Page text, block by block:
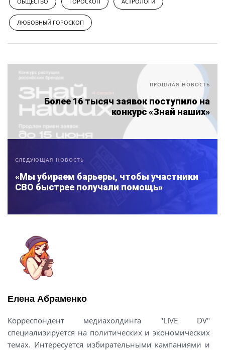
ЛЮБОВНЫЙ ГОРОСКОП
ПРОШЛАЯ НОВОСТЬ
Более 16 тысяч заявок поступило на
конкурс «Знай наших»
СЛЕДУЮЩАЯ НОВОСТЬ
«Мы убираем барьеры, чтобы участники
СВО быстрее получали помощь»
Елена Абраменко
Корреспондент медиахолдинга "LIVE DV"
специализируется на политических и экономических
темах. Интересуется избирательными кампаниями и